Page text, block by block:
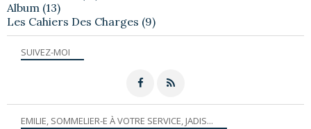
SUIVEZ-MOI
Album (13)
Les Cahiers Des Charges (9)
EMILIE, SOMMELIER-E À VOTRE SERVICE, JADIS...